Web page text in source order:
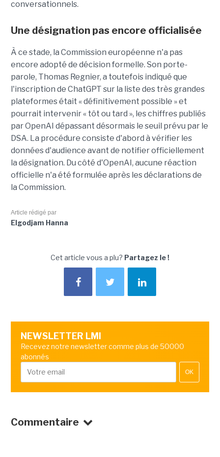
conversationnels.
Une désignation pas encore officialisée
À ce stade, la Commission européenne n'a pas
encore adopté de décision formelle. Son porte-
parole, Thomas Regnier, a toutefois indiqué que
l'inscription de ChatGPT sur la liste des très grandes
plateformes était « définitivement possible » et
pourrait intervenir « tôt ou tard », les chiffres publiés
par OpenAI dépassant désormais le seuil prévu par le
DSA. La procédure consiste d'abord à vérifier les
données d'audience avant de notifier officiellement
la désignation. Du côté d'OpenAI, aucune réaction
officielle n'a été formulée après les déclarations de
la Commission.
Article rédigé par
Elgodjam Hanna
Cet article vous a plu? Partagez le !
NEWSLETTER LMI
Recevez notre newsletter comme plus de 50000
abonnés
OK
Commentaire